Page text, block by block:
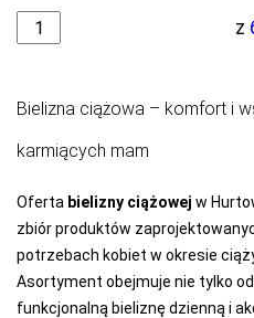
z
Bielizna ciążowa – komfort i
karmiących mam
Oferta bielizny ciążowej w
zbiór produktów
potrzebach kobiet w okresie
Asortyment obejmuje nie tylko
funkcjonalną bieliznę dzienną i